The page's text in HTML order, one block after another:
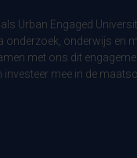
als Urban Engaged
onderzoek, onderwijs en
met ons dit
investeer mee in de